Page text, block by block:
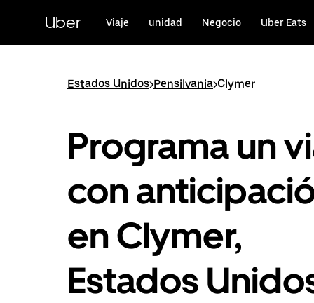
contenido
principal
Uber Viaje unidad Negocio Uber Eats
Estados Unidos>Pensilvania>Clymer
Programa un
con
en Clymer,
Estados